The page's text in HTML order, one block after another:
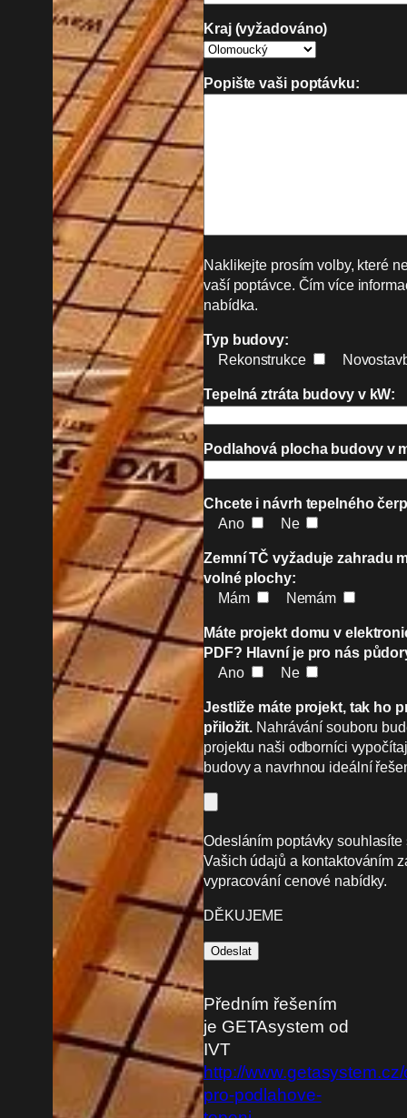
Kraj (vyžadováno)
Popište vaši poptávku:
Naklikejte prosím volby, které
vaší poptávce. Čím více
nabídka.
Typ budovy:
Rekonstrukce
Tepelná ztráta budovy v kW:
Podlahová plocha budovy v
Chcete i návrh tepelného
Ano
Ne
Zemní TČ vyžaduje zahradu
volné plochy:
Mám
Nemám
Máte projekt domu v
PDF? Hlavní je pro nás
Ano
Ne
Jestliže máte projekt, tak ho
přiložit. Nahrávání souboru
projektu naši odborníci
budovy a navrhnou ideální
Odesláním poptávky souhlasíte
Vašich údajů a kontaktováním
vypracování cenové nabídky.
DĚKUJEME
Předním řešením
je GETAsystem od
IVT
http://
pro-podlahove-